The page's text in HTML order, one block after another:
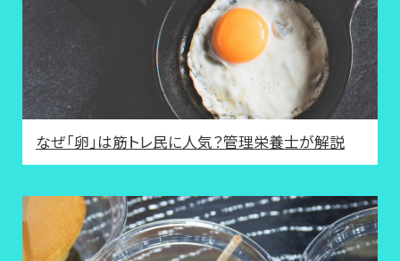
なぜ「卵」は筋トレ民に人気？管理栄養士が解説